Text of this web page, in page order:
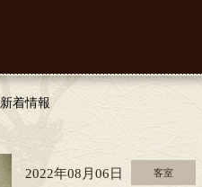
新着情報
2022年08月06日 客室